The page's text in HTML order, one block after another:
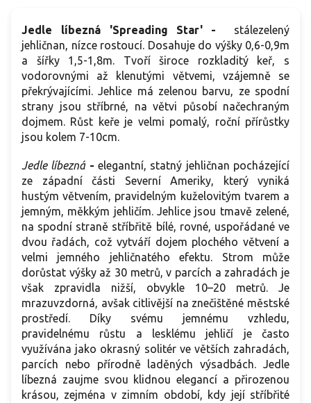
Jedle líbezná 'Spreading Star' -
stálezelený
jehličnan, nízce rostoucí. Dosahuje do výšky 0,6-0,9m
a šířky 1,5-1,8m. Tvoří široce rozkladitý keř, s
vodorovnými až klenutými větvemi, vzájemně se
překrývajícími. Jehlice má zelenou barvu, ze spodní
strany jsou stříbrné, na větvi působí načechraným
dojmem. Růst keře je velmi pomalý, roční přírůstky
jsou kolem 7-10cm.
Jedle líbezná -elegantní, statný jehličnan pocházející
ze západní části Severní Ameriky, který vyniká
hustým větvením, pravidelným kuželovitým tvarem a
jemným, měkkým jehličím. Jehlice jsou tmavě zelené,
na spodní straně stříbřitě bílé, rovné, uspořádané ve
dvou řadách, což vytváří dojem plochého větvení a
velmi jemného jehličnatého efektu. Strom může
dorůstat výšky až 30 metrů, v parcích a zahradách je
však zpravidla nižší, obvykle 10–20 metrů. Je
mrazuvzdorná, avšak citlivější na znečištěné městské
prostředí. Díky svému jemnému vzhledu,
pravidelnému růstu a lesklému jehličí je často
využívána jako okrasný solitér ve větších zahradách,
parcích nebo přírodně laděných výsadbách. Jedle
líbezná zaujme svou klidnou elegancí a přirozenou
krásou, zejména v zimním období, kdy její stříbřité